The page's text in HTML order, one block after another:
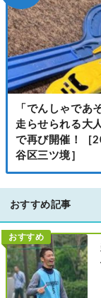
「でんしゃであ
走らせられる大
で再び開催！［
谷区三ツ境］
おすすめ記事
おすすめ